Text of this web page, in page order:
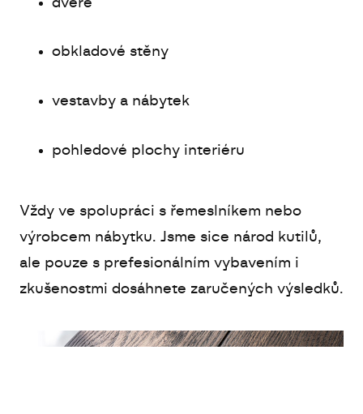
dveře
obkladové stěny
vestavby a nábytek
pohledové plochy interiéru
Vždy ve spolupráci s řemeslníkem nebo
výrobcem nábytku. Jsme sice národ kutilů,
ale pouze s prefesionálním vybavením i
zkušenostmi dosáhnete zaručených výsledků.